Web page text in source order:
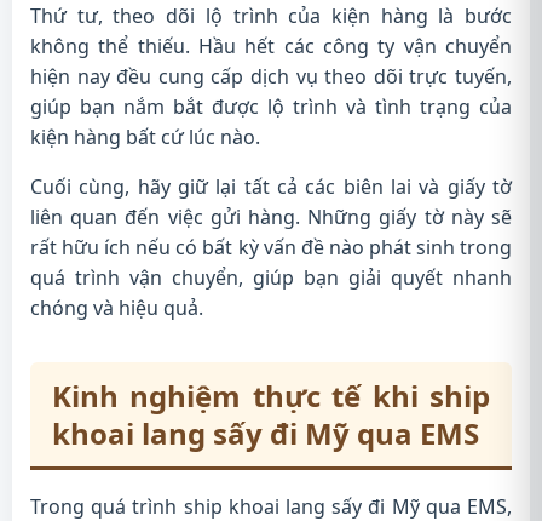
Thứ tư, theo dõi lộ trình của kiện hàng là bước
không thể thiếu. Hầu hết các công ty vận chuyển
hiện nay đều cung cấp dịch vụ theo dõi trực tuyến,
giúp bạn nắm bắt được lộ trình và tình trạng của
kiện hàng bất cứ lúc nào.
Cuối cùng, hãy giữ lại tất cả các biên lai và giấy tờ
liên quan đến việc gửi hàng. Những giấy tờ này sẽ
rất hữu ích nếu có bất kỳ vấn đề nào phát sinh trong
quá trình vận chuyển, giúp bạn giải quyết nhanh
chóng và hiệu quả.
Kinh nghiệm thực tế khi ship
khoai lang sấy đi Mỹ qua EMS
Trong quá trình ship khoai lang sấy đi Mỹ qua EMS,